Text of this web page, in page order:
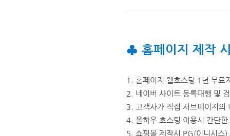
♣ 홈페이지 제작
1. 홈페이지 웹호스팅 1년 무료
2. 네이버 사이트 등록대행 및
3. 고객사가 직접 서브페이지의
4. 올하우 호스팅 이용시 간단
5. 쇼핑몰 제작시 PG(이니시